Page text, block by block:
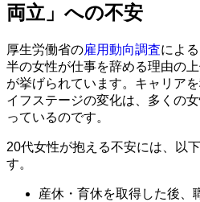
両立」への不安
厚生労働省の雇用動向調査によ
半の女性が仕事を辞める理由の
が挙げられています。キャリア
イフステージの変化は、多くの
っているのです。
20代女性が抱える不安には、以
す。
産休・育休を取得した後、